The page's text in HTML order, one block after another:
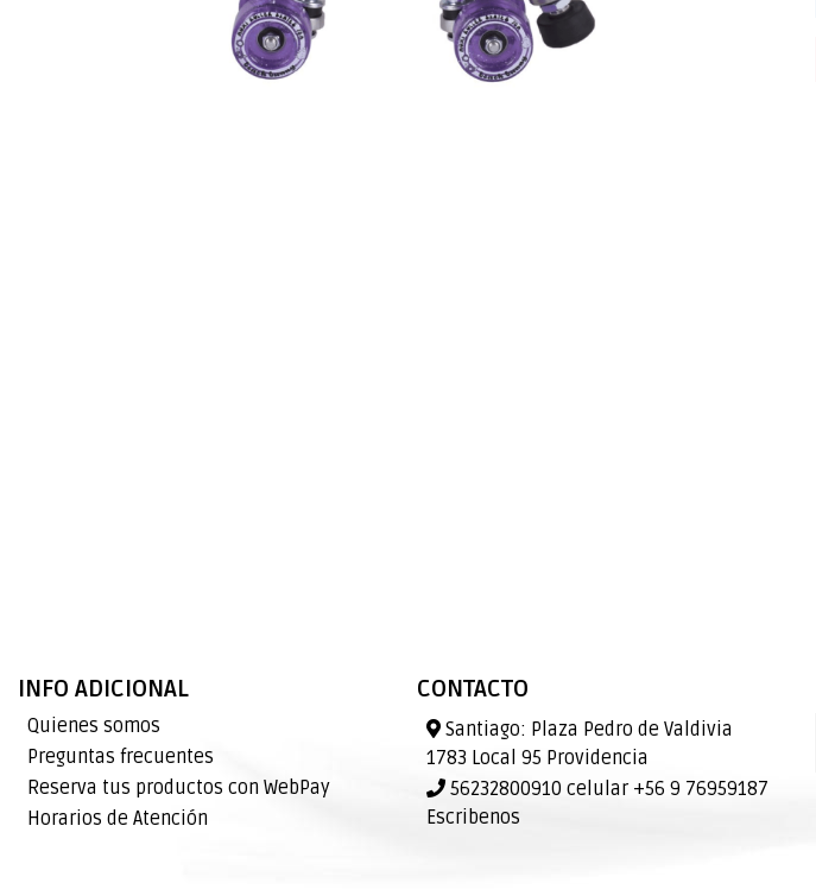
INFO ADICIONAL
Quienes somos
Preguntas frecuentes
Reserva tus productos con WebPay
Horarios de Atención
CONTACTO
Santiago: Plaza Pedro de Valdivia
1783 Local 95 Providencia
56232800910 celular +56 9 76959187
Escribenos